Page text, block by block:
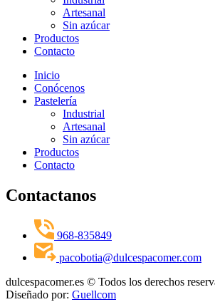
Artesanal
Sin azúcar
Productos
Contacto
Inicio
Conócenos
Pastelería
Industrial
Artesanal
Sin azúcar
Productos
Contacto
Contactanos
968-835849
pacobotia@dulcespacomer.com
dulcespacomer.es © Todos los derechos
Diseñado por: Guellcom